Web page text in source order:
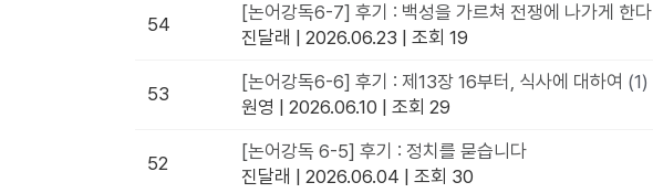
54
[논어강독6-7] 후기 : 백성을 가르쳐 전쟁에 나가게 한다
진달래
2026.06.23 조회 19
53
[논어강독6-6] 후기 : 제13장 16부터, 식사에 대하여 (1)
원영
2026.06.10 조회 29
52
[논어강독 6-5] 후기 : 정치를 묻습니다
진달래
2026.06.04 조회 30